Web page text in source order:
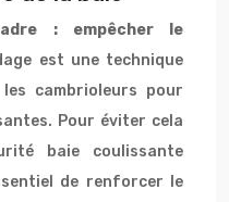
: empêcher le
est une technique
cambrioleurs pour
Pour éviter cela
baie coulissante
de renforcer le